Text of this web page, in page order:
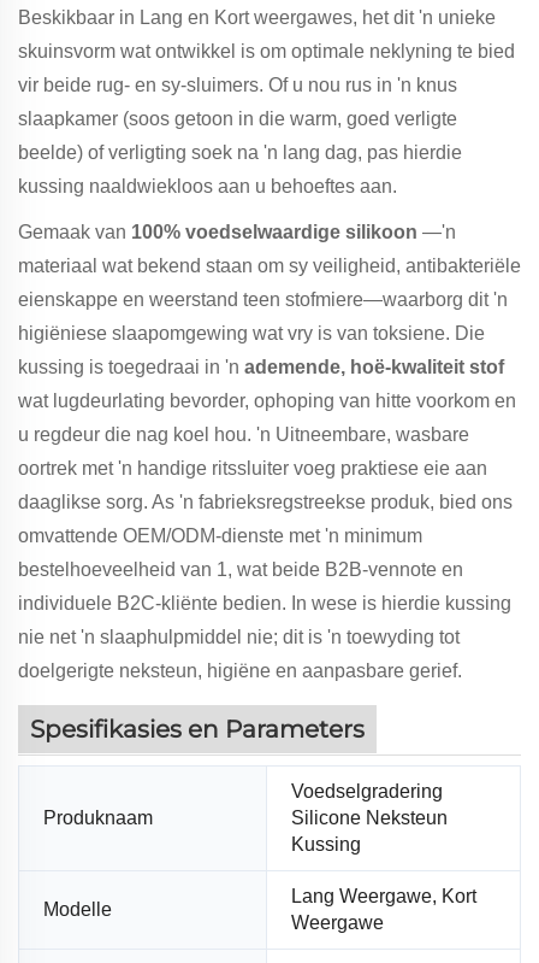
Beskikbaar in Lang en Kort weergawes, het dit 'n unieke
skuinsvorm wat ontwikkel is om optimale neklyning te bied
vir beide rug- en sy-sluimers. Of u nou rus in 'n knus
slaapkamer (soos getoon in die warm, goed verligte
beelde) of verligting soek na 'n lang dag, pas hierdie
kussing naaldwiekloos aan u behoeftes aan.
Gemaak van 100% voedselwaardige silikoon —'n
materiaal wat bekend staan om sy veiligheid, antibakteriële
eienskappe en weerstand teen stofmiere—waarborg dit 'n
higiëniese slaapomgewing wat vry is van toksiene. Die
kussing is toegedraai in 'n ademende, hoë-kwaliteit stof
wat lugdeurlating bevorder, ophoping van hitte voorkom en
u regdeur die nag koel hou. 'n Uitneembare, wasbare
oortrek met 'n handige ritssluiter voeg praktiese eie aan
daaglikse sorg. As 'n fabrieksregstreekse produk, bied ons
omvattende OEM/ODM-dienste met 'n minimum
bestelhoeveelheid van 1, wat beide B2B-vennote en
individuele B2C-kliënte bedien. In wese is hierdie kussing
nie net 'n slaaphulpmiddel nie; dit is 'n toewyding tot
doelgerigte neksteun, higiëne en aanpasbare gerief.
Spesifikasies en Parameters
Produknaam
Voedselgradering
Silicone Neksteun
Kussing
Modelle
Lang Weergawe, Kort
Weergawe